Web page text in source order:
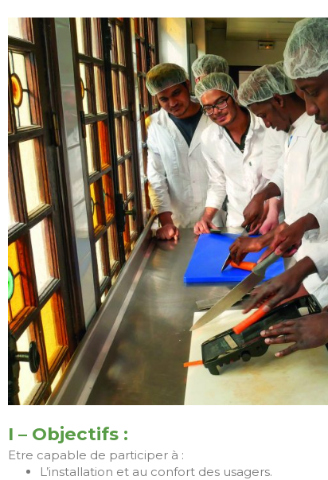
I – Objectifs :
Etre capable de participer à :
L’installation et au confort des usagers.